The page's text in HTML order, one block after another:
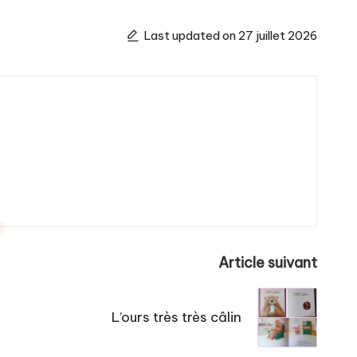
Last updated on 27 juillet 2026
Article suivant
L’ours très très câlin